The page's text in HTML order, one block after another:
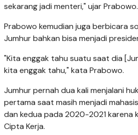
sekarang jadi menteri," ujar Prabowo.
Prabowo kemudian juga berbicara
Jumhur bahkan bisa menjadi
"Kita enggak tahu suatu saat dia
kita enggak tahu," kata Prabowo.
Jumhur pernah dua kali menjalani
pertama saat masih menjadi
dan kedua pada 2020-2021 karena
Cipta Kerja.